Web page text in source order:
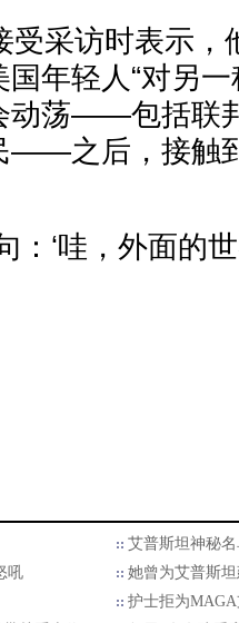
受采访时表示，
年轻人“对另
动荡——包括联
——之后，接触
：‘哇，外面的
艾普斯坦神秘
吼
她曾为艾普斯
护士拒为